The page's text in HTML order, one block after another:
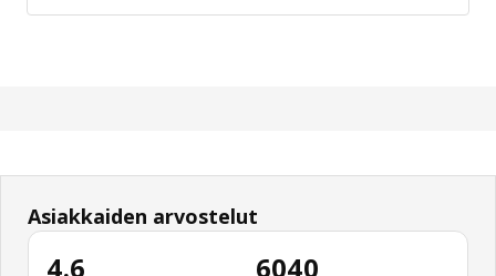
Asiakkaiden arvostelut
4.6 6040